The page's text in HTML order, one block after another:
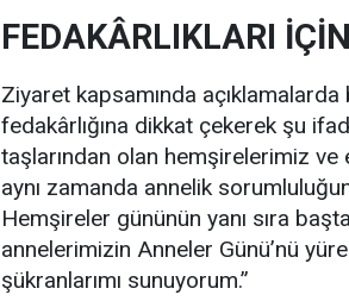
FEDAKÂRLIKLARI
Ziyaret kapsamında açıklamalarda
fedakârlığına dikkat çekerek şu
taşlarından olan hemşirelerimiz
aynı zamanda annelik
Hemşireler gününün yanı sıra
annelerimizin Anneler Günü’nü
şükranlarımı sunuyorum.”